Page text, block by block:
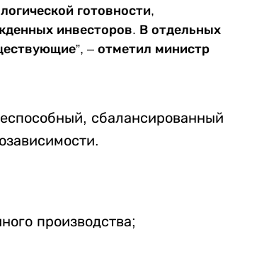
готовности,
инвесторов. В отдельных
– отметил министр
сбалансированный
производства;